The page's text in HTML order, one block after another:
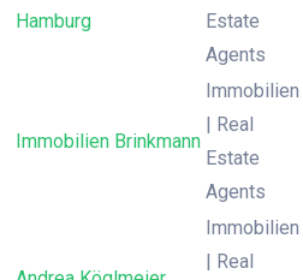
Hamburg
Estate
Agents
Immobilien Brinkmann
Immobilien
| Real
Estate
Agents
Immobilien
| Real